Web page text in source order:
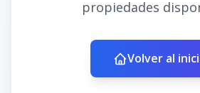
propiedades
Volver al